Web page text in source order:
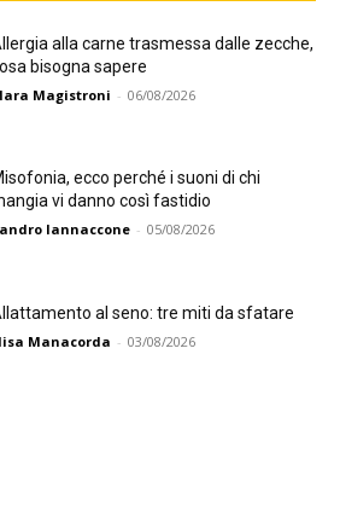
alla carne trasmessa dalle zecche,
bisogna sapere
Magistroni - 06/08/2026
ecco perché i suoni di chi
vi danno così fastidio
Iannaccone - 05/08/2026
al seno: tre miti da sfatare
Manacorda - 03/08/2026